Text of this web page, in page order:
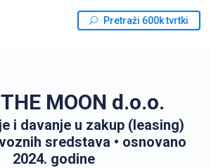
Pretraži 600k tvrtki
MOON d.o.o.
i davanje u zakup (leasing)
sredstava • osnovano
2024. godine